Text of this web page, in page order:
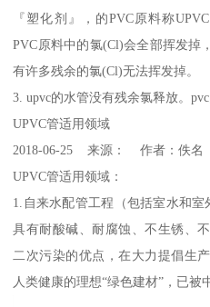
『塑化剂』，的PVC原料称
PVC原料中的氯(Cl)会全部挥发掉
有许多残余的氯(Cl)无法挥发掉。
3. upvc的水管没有残余氯释放。
UPVC管适用领域
2018-06-25 来源： 作者：佚名
UPVC管适用领域：
1.自来水配管工程（包括室水和
具有耐酸碱、耐腐蚀、不生锈、
二次污染的优点，在大力提倡生
人类健康的理想“绿色建材”，已被